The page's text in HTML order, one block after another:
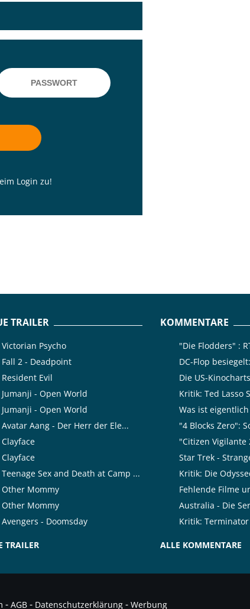
Login zu!
TRAILER
Victorian Psycho
Fall 2 - Deadpoint
Resident Evil
Jumanji - Open World
Jumanji - Open World
Avatar Aang - Der Herr der Ele...
Clayface
Clayface
Teenage Sex and Death at Camp ...
Other Mommy
Other Mommy
Avengers - Doomsday
TRAILER
KOMMENTARE
"Die Flodders" :
DC-Flop
Die US-
Kritik: Ted Lasso
Was ist
"4 Blocks Zero":
"Citizen Vigilante
Star Trek -
Kritik: Die
Fehlende Filme
Australia - Die
Kritik: Terminator
ALLE KOMMENTARE
- AGB - Datenschutzerklärung - Werbung